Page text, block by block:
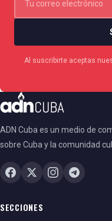
Al suscribirte aceptas
ADN Cuba es un medio de
sobre Cuba y la comunidad
SECCIONES